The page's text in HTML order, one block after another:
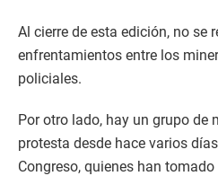
Al cierre de esta edición, no se
enfrentamientos entre los
policiales.
Por otro lado, hay un grupo de
protesta desde hace varios
Congreso, quienes han